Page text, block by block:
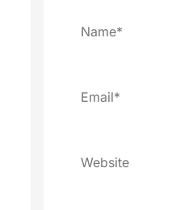
Name*
Email*
Website